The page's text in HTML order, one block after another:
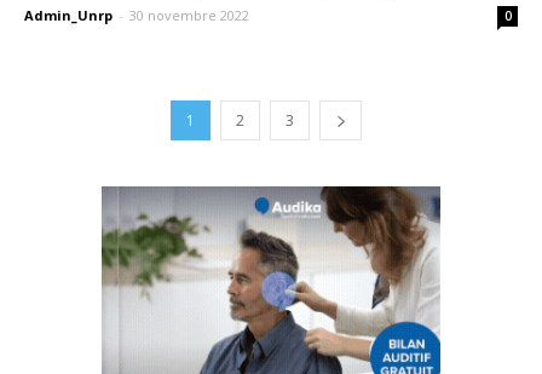
Admin_Unrp - 30 novembre 2022 0
1 2 3